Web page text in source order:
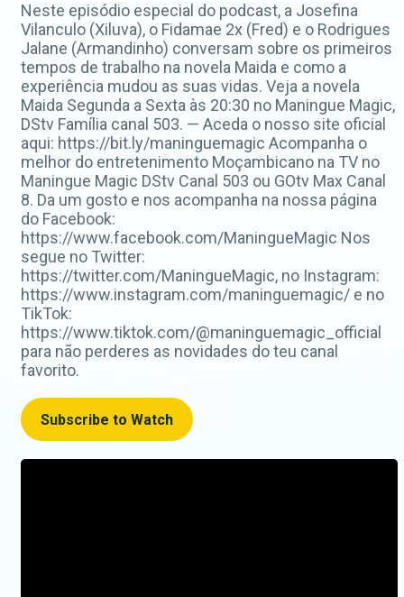
Neste episódio especial do podcast, a Josefina
Vilanculo (Xiluva), o Fidamae 2x (Fred) e o Rodrigues
Jalane (Armandinho) conversam sobre os primeiros
tempos de trabalho na novela Maida e como a
experiência mudou as suas vidas. Veja a novela
Maida Segunda a Sexta às 20:30 no Maningue Magic,
DStv Família canal 503. — Aceda o nosso site oficial
aqui: https://bit.ly/maninguemagic Acompanha o
melhor do entretenimento Moçambicano na TV no
Maningue Magic DStv Canal 503 ou GOtv Max Canal
8. Da um gosto e nos acompanha na nossa página
do Facebook:
https://www.facebook.com/ManingueMagic Nos
segue no Twitter:
https://twitter.com/ManingueMagic, no Instagram:
https://www.instagram.com/maninguemagic/ e no
TikTok:
https://www.tiktok.com/@maninguemagic_official
para não perderes as novidades do teu canal
favorito.
Subscribe to Watch